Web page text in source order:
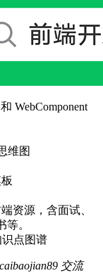
WebComponent
维图
资源，含面试、
等。
识点图谱
交流